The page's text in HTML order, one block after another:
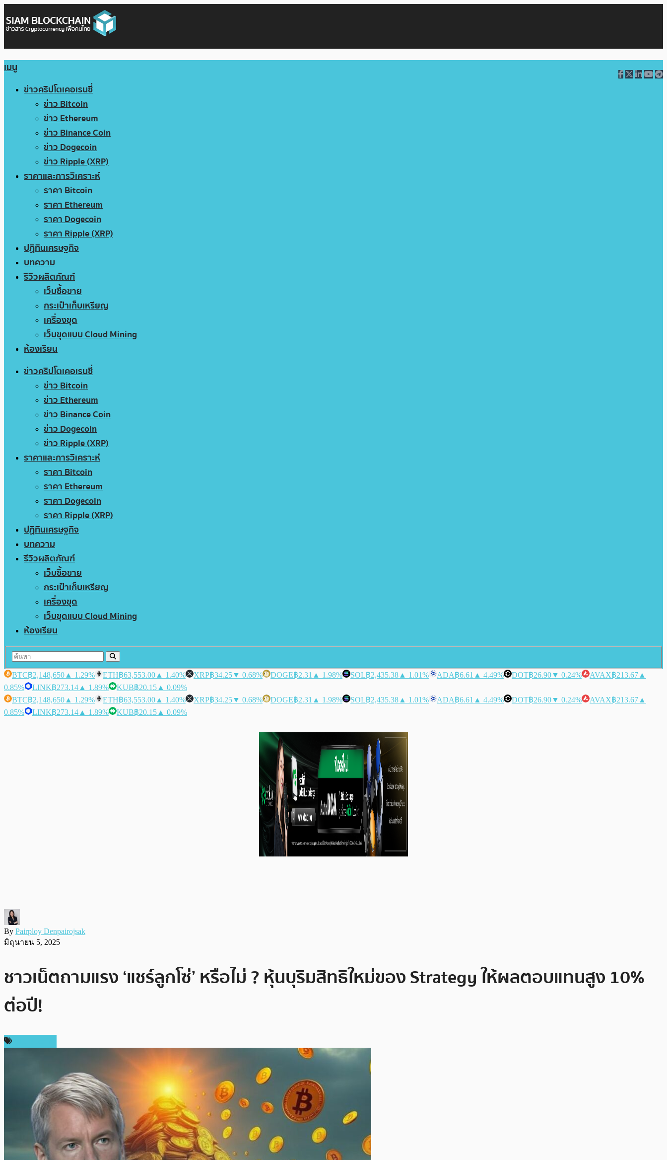
เมนู
ข่าวคริปโตเคอเรนซี่
ข่าว Bitcoin
ข่าว Ethereum
ข่าว Binance Coin
ข่าว Dogecoin
ข่าว Ripple (XRP)
ราคาและการวิเคราะห์
ราคา Bitcoin
ราคา Ethereum
ราคา Dogecoin
ราคา Ripple (XRP)
ปฏิทินเศรษฐกิจ
บทความ
รีวิวผลิตภัณฑ์
เว็บซื้อขาย
กระเป๋าเก็บเหรียญ
เครื่องขุด
เว็บขุดแบบ Cloud Mining
ห้องเรียน
ข่าวคริปโตเคอเรนซี่
ข่าว Bitcoin
ข่าว Ethereum
ข่าว Binance Coin
ข่าว Dogecoin
ข่าว Ripple (XRP)
ราคาและการวิเคราะห์
ราคา Bitcoin
ราคา Ethereum
ราคา Dogecoin
ราคา Ripple (XRP)
ปฏิทินเศรษฐกิจ
บทความ
รีวิวผลิตภัณฑ์
เว็บซื้อขาย
กระเป๋าเก็บเหรียญ
เครื่องขุด
เว็บขุดแบบ Cloud Mining
ห้องเรียน
BTC฿2,148,650 ▲ 1.29% ETH฿63,553.00 ▲ 1.40% XRP฿34.25▼ 0.68% DOGE฿2.31 ▲ 1.98% SOL฿2,435.38 ▲ 1.01% ADA฿6.61 ▲ 4.49% DOT฿26.90▼ 0.24% AVAX฿213.67 ▲
0.85%
LINK฿273.14 ▲ 1.89% KUB฿20.15 ▲ 0.09%
BTC฿2,148,650 ▲ 1.29% ETH฿63,553.00 ▲ 1.40% XRP฿34.25▼ 0.68% DOGE฿2.31 ▲ 1.98% SOL฿2,435.38 ▲ 1.01% ADA฿6.61 ▲ 4.49% DOT฿26.90▼ 0.24% AVAX฿213.67 ▲
0.85%
LINK฿273.14 ▲ 1.89% KUB฿20.15 ▲ 0.09%
By Pairploy Denpairojsak
มิถุนายน 5, 2025
ชาวเน็ตถามแรง ‘แชร์ลูกโซ่’ หรือไม่ ? หุ้นบุริมสิทธิใหม่ของ Strategy ให้ผลตอบแทนสูง 10%
ต่อปี!